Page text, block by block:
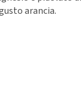
arancia.